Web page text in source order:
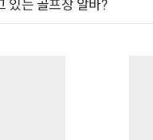
있는 골프장 알바?